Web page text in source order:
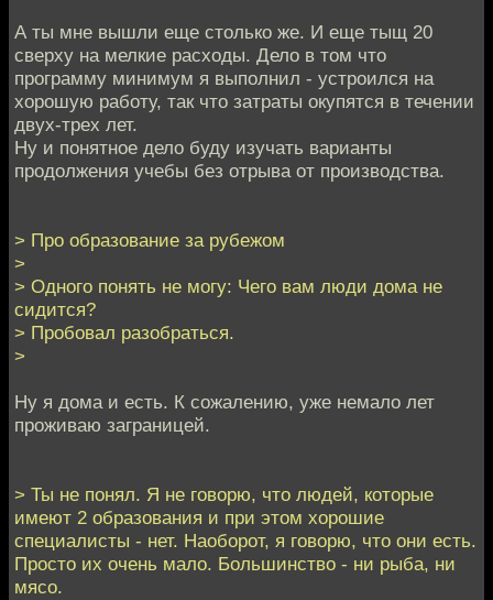
А ты мне вышли еще столько же. И еще тыщ 20
сверху на мелкие расходы. Дело в том что
программу минимум я выполнил - устроился на
хорошую работу, так что затраты окупятся в течении
двух-трех лет.
Ну и понятное дело буду изучать варианты
продолжения учебы без отрыва от производства.
> Про образование за рубежом
>
> Одного понять не могу: Чего вам люди дома не
сидится?
> Пробовал разобраться.
>
Ну я дома и есть. К сожалению, уже немало лет
проживаю заграницей.
> Ты не понял. Я не говорю, что людей, которые
имеют 2 образования и при этом хорошие
специалисты - нет. Наоборот, я говорю, что они есть.
Просто их очень мало. Большинство - ни рыба, ни
мясо.